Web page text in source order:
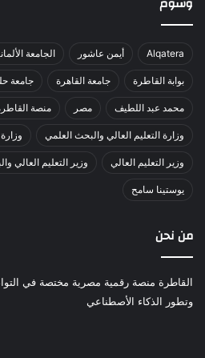
Alqatera أيمن عاشور الجامعة
بوابة القاطرة جامعة القاهرة جامعة
محمد عبد اللطيف مصر منصة
وزارة التعليم العالي والبحث العلمي
وزير التعليم العالي وزير التعليم العالي
يوستينا سامح
من نحن
القاطرة منصة رقمية مصرية مختصة في
وتطور الذكاء الأصطناعي